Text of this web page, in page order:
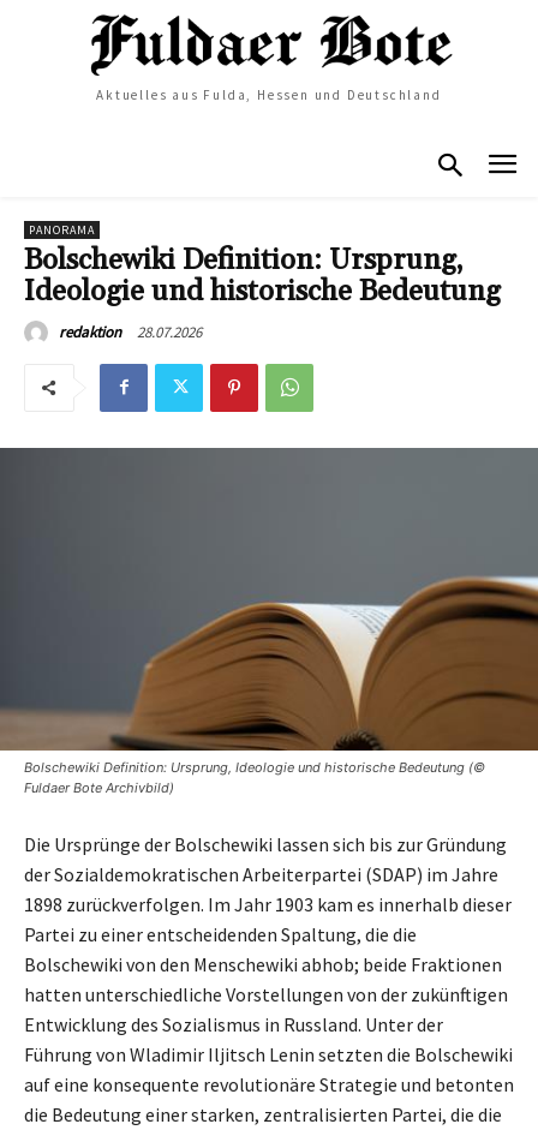
Aktuelles aus Fulda, Hessen und Deutschland
PANORAMA
Bolschewiki Definition: Ursprung,
Ideologie und historische Bedeutung
redaktion 28.07.2026
Bolschewiki Definition: Ursprung, Ideologie und historische Bedeutung (©
Fuldaer Bote Archivbild)
Die Ursprünge der Bolschewiki lassen sich bis zur Gründung
der Sozialdemokratischen Arbeiterpartei (SDAP) im Jahre
1898 zurückverfolgen. Im Jahr 1903 kam es innerhalb dieser
Partei zu einer entscheidenden Spaltung, die die
Bolschewiki von den Menschewiki abhob; beide Fraktionen
hatten unterschiedliche Vorstellungen von der zukünftigen
Entwicklung des Sozialismus in Russland. Unter der
Führung von Wladimir Iljitsch Lenin setzten die Bolschewiki
auf eine konsequente revolutionäre Strategie und betonten
die Bedeutung einer starken, zentralisierten Partei, die die